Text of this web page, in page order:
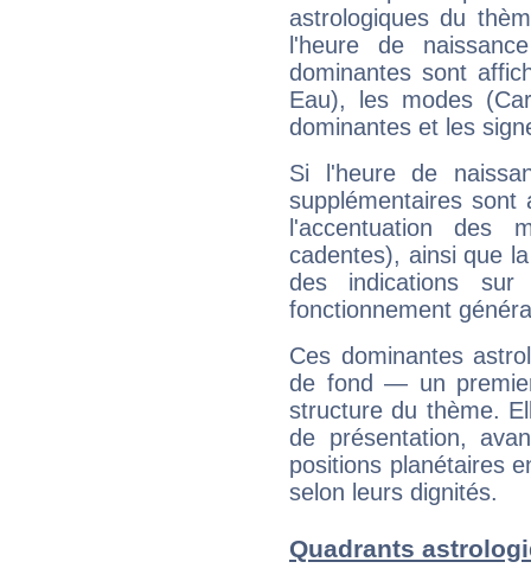
astrologiques du
l'heure de
dominantes sont
Eau), les modes
dominantes et les
Si l'heure de
supplémentaires sont
l'accentuation des
cadentes), ainsi que
des indications sur
fonctionnement
Ces dominantes
de fond — un
structure du thème.
de présentation,
positions planétaires
selon leurs dignités.
Quadrants